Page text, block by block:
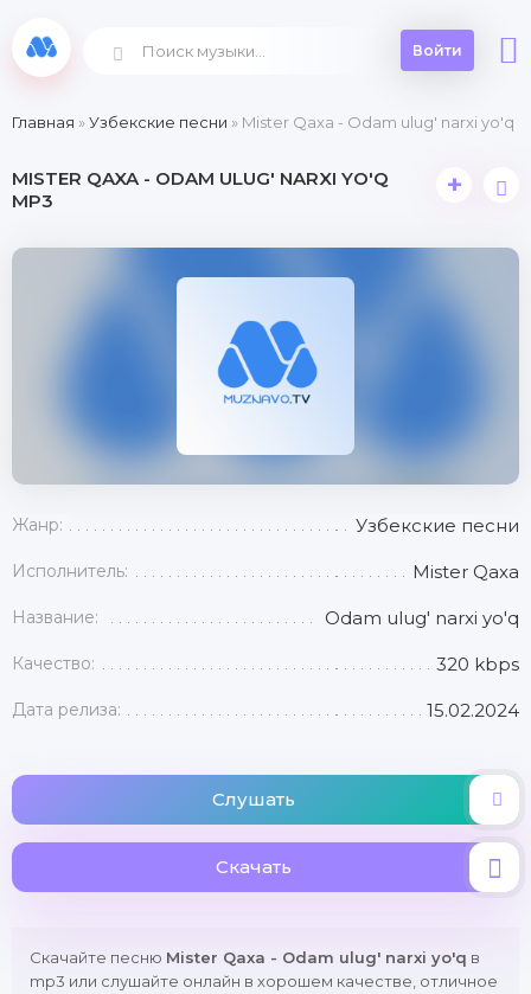
Войти
Главная »Узбекские песни » Mister Qaxa - Odam ulug' narxi yo'q
MISTER QAXA - ODAM ULUG' NARXI YO'Q
MP3
+
Жанр: Узбекские песни
Исполнитель: Mister Qaxa
Название: Odam ulug' narxi yo'q
Качество: 320 kbps
Дата релиза: 15.02.2024
Слушать
Скачать
Скачайте песню Mister Qaxa - Odam ulug' narxi yo'q в
mp3 или слушайте онлайн в хорошем качестве, отличное